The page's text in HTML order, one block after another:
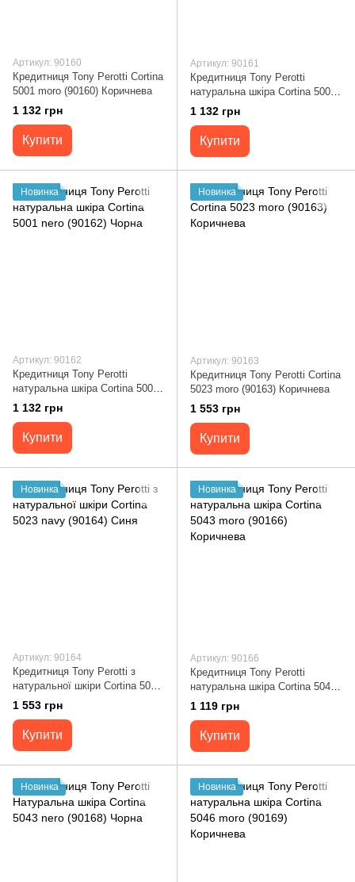
Артикул: 90160
Кредитниця Tony Perotti Cortina
5001 moro (90160) Коричнева
1 132 грн
Купити
Артикул: 90161
Кредитниця Tony Perotti
натуральна шкіра Cortina 5001
navy (90161) Темно-синя
1 132 грн
Купити
Новинка
Артикул: 90162
Кредитниця Tony Perotti
натуральна шкіра Cortina 5001
nero (90162) Чорна
1 132 грн
Купити
Новинка
Артикул: 90163
Кредитниця Tony Perotti Cortina
5023 moro (90163) Коричнева
1 553 грн
Купити
Новинка
Артикул: 90164
Кредитниця Tony Perotti з
натуральної шкіри Cortina 5023
navy (90164) Синя
1 553 грн
Купити
Новинка
Артикул: 90166
Кредитниця Tony Perotti
натуральна шкіра Cortina 5043
moro (90166) Коричнева
1 119 грн
Купити
Новинка Новинка